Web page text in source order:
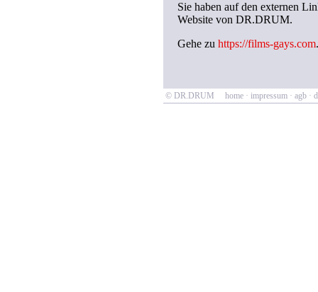
Sie haben auf den externen
Website von DR.DRUM.
Gehe zu https://films-gays.com.
© DR.DRUM home · impressum · agb ·